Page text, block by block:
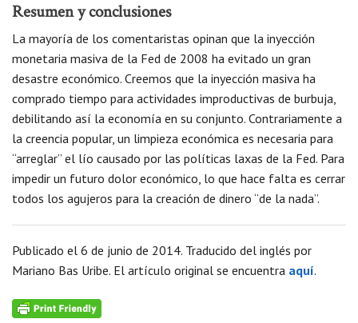
Resumen y conclusiones
La mayoría de los comentaristas opinan que la inyección
monetaria masiva de la Fed de 2008 ha evitado un gran
desastre económico. Creemos que la inyección masiva ha
comprado tiempo para actividades improductivas de burbuja,
debilitando así la economía en su conjunto. Contrariamente a
la creencia popular, un limpieza económica es necesaria para
“arreglar” el lío causado por las políticas laxas de la Fed. Para
impedir un futuro dolor económico, lo que hace falta es cerrar
todos los agujeros para la creación de dinero “de la nada”.
Publicado el 6 de junio de 2014. Traducido del inglés por
Mariano Bas Uribe. El artículo original se encuentra aquí.